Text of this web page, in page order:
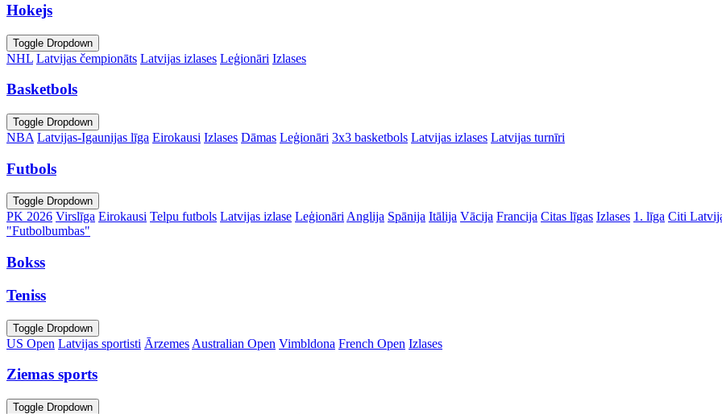
Hokejs
Toggle Dropdown
NHL Latvijas čempionāts Latvijas izlases Leģionāri Izlases
Basketbols
Toggle Dropdown
NBA Latvijas-Igaunijas līga Eirokausi Izlases Dāmas Leģionāri 3x3 basketbols Latvijas izlases Latvijas turnīri
Futbols
Toggle Dropdown
PK 2026 Virslīga Eirokausi Telpu futbols Latvijas izlase Leģionāri Anglija Spānija Itālija Vācija Francija Citas līgas Izlases 1. līga Citi
"Futbolbumbas"
Bokss
Teniss
Toggle Dropdown
US Open Latvijas sportisti Ārzemes Australian Open Vimbldona French Open Izlases
Ziemas sports
Toggle Dropdown